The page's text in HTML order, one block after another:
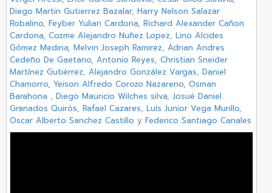
Diego Martin Gutierrez Bazalar, Harry Nelson Salazar
Robalino, Feyber Yulian Cardona, Richard Alexander Cañon
Cardona, Cozme Alejandro Nuñez Lopez, Lino Alcides
Gómez Medina, Melvin Joseph Ramirez, Adrian Andres
Cedeño De Gaetano, Antonio Reyes, Christian Sneider
Martínez Gutiérrez, Alejandro González Vargas, Daniel
Chamorro, Yeison Alfredo Corozo Nazareno, Osman
Barahona , Diego Mauricio Wilches silva, Josué Daniel
Granados Quirós, Rafael Cazares, Luís Junior Vega Murillo,
Oscar Alberto Sanchez Castillo y Federico Santiago Canales